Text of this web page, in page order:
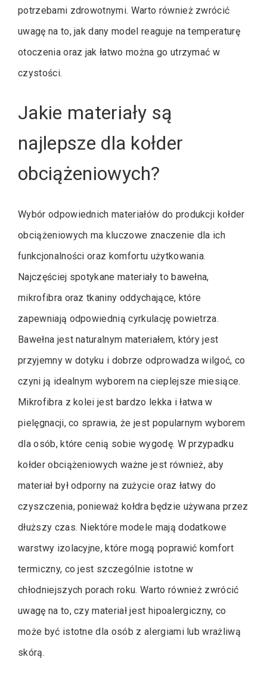
potrzebami zdrowotnymi. Warto również zwrócić
uwagę na to, jak dany model reaguje na temperaturę
otoczenia oraz jak łatwo można go utrzymać w
czystości.
Jakie materiały są
najlepsze dla kołder
obciążeniowych?
Wybór odpowiednich materiałów do produkcji kołder
obciążeniowych ma kluczowe znaczenie dla ich
funkcjonalności oraz komfortu użytkowania.
Najczęściej spotykane materiały to bawełna,
mikrofibra oraz tkaniny oddychające, które
zapewniają odpowiednią cyrkulację powietrza.
Bawełna jest naturalnym materiałem, który jest
przyjemny w dotyku i dobrze odprowadza wilgoć, co
czyni ją idealnym wyborem na cieplejsze miesiące.
Mikrofibra z kolei jest bardzo lekka i łatwa w
pielęgnacji, co sprawia, że jest popularnym wyborem
dla osób, które cenią sobie wygodę. W przypadku
kołder obciążeniowych ważne jest również, aby
materiał był odporny na zużycie oraz łatwy do
czyszczenia, ponieważ kołdra będzie używana przez
dłuższy czas. Niektóre modele mają dodatkowe
warstwy izolacyjne, które mogą poprawić komfort
termiczny, co jest szczególnie istotne w
chłodniejszych porach roku. Warto również zwrócić
uwagę na to, czy materiał jest hipoalergiczny, co
może być istotne dla osób z alergiami lub wrażliwą
skórą.